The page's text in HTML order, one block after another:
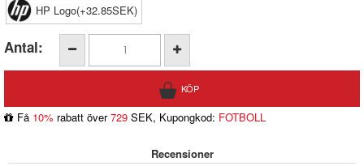
HP Logo(+32.85SEK)
Antal:
Få 10% rabatt över729 SEK, Kupongkod: FOTBOLL
Recensioner